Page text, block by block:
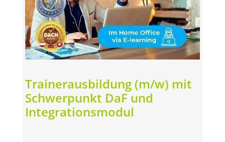
Trainerausbildung (m/w) mit
Schwerpunkt DaF und
Integrationsmodul